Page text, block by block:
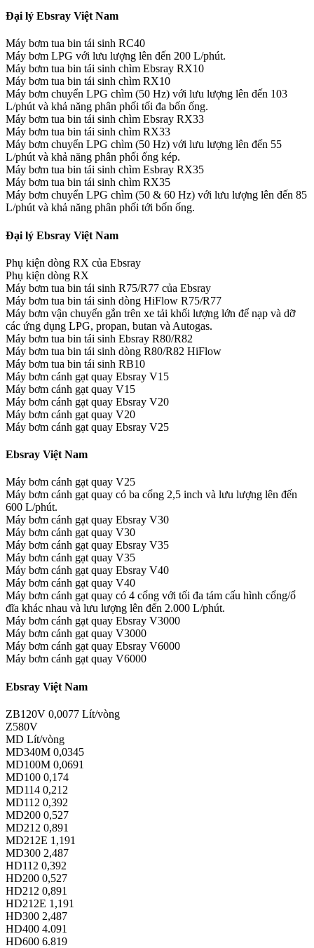
Đại lý Ebsray Việt Nam
Máy bơm tua bin tái sinh RC40
Máy bơm LPG với lưu lượng lên đến 200 L/phút.
Máy bơm tua bin tái sinh chìm Ebsray RX10
Máy bơm tua bin tái sinh chìm RX10
Máy bơm chuyển LPG chìm (50 Hz) với lưu lượng lên đến 103
L/phút và khả năng phân phối tối đa bốn ống.
Máy bơm tua bin tái sinh chìm Ebsray RX33
Máy bơm tua bin tái sinh chìm RX33
Máy bơm chuyển LPG chìm (50 Hz) với lưu lượng lên đến 55
L/phút và khả năng phân phối ống kép.
Máy bơm tua bin tái sinh chìm Esbray RX35
Máy bơm tua bin tái sinh chìm RX35
Máy bơm chuyển LPG chìm (50 & 60 Hz) với lưu lượng lên đến 85
L/phút và khả năng phân phối tới bốn ống.
Đại lý Ebsray Việt Nam
Phụ kiện dòng RX của Ebsray
Phụ kiện dòng RX
Máy bơm tua bin tái sinh R75/R77 của Ebsray
Máy bơm tua bin tái sinh dòng HiFlow R75/R77
Máy bơm vận chuyển gắn trên xe tải khối lượng lớn để nạp và dỡ
các ứng dụng LPG, propan, butan và Autogas.
Máy bơm tua bin tái sinh Ebsray R80/R82
Máy bơm tua bin tái sinh dòng R80/R82 HiFlow
Máy bơm tua bin tái sinh RB10
Máy bơm cánh gạt quay Ebsray V15
Máy bơm cánh gạt quay V15
Máy bơm cánh gạt quay Ebsray V20
Máy bơm cánh gạt quay V20
Máy bơm cánh gạt quay Ebsray V25
Ebsray Việt Nam
Máy bơm cánh gạt quay V25
Máy bơm cánh gạt quay có ba cổng 2,5 inch và lưu lượng lên đến
600 L/phút.
Máy bơm cánh gạt quay Ebsray V30
Máy bơm cánh gạt quay V30
Máy bơm cánh gạt quay Ebsray V35
Máy bơm cánh gạt quay V35
Máy bơm cánh gạt quay Ebsray V40
Máy bơm cánh gạt quay V40
Máy bơm cánh gạt quay có 4 cổng với tối đa tám cấu hình cổng/ổ
đĩa khác nhau và lưu lượng lên đến 2.000 L/phút.
Máy bơm cánh gạt quay Ebsray V3000
Máy bơm cánh gạt quay V3000
Máy bơm cánh gạt quay Ebsray V6000
Máy bơm cánh gạt quay V6000
Ebsray Việt Nam
ZB120V 0,0077 Lít/vòng
Z580V
MD Lít/vòng
MD340M 0,0345
MD100M 0,0691
MD100 0,174
MD114 0,212
MD112 0,392
MD200 0,527
MD212 0,891
MD212E 1,191
MD300 2,487
HD112 0,392
HD200 0,527
HD212 0,891
HD212E 1,191
HD300 2,487
HD400 4.091
HD600 6.819